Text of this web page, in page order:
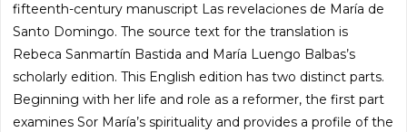
fifteenth-century manuscript Las revelaciones de María de
Santo Domingo. The source text for the translation is
Rebeca Sanmartín Bastida and María Luengo Balbas’s
scholarly edition. This English edition has two distinct parts.
Beginning with her life and role as a reformer, the first part
examines Sor María’s spirituality and provides a profile of the